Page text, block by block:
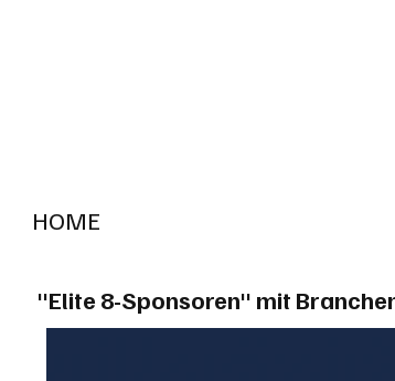
HOME
"Elite 8-Sponsoren" mit